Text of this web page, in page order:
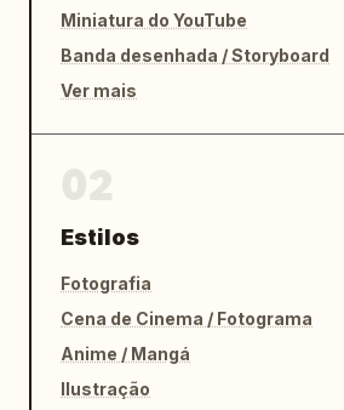
Miniatura do YouTube
Banda desenhada / Storyboard
Ver mais
Estilos
Fotografia
Cena de Cinema / Fotograma
Anime / Mangá
Ilustração